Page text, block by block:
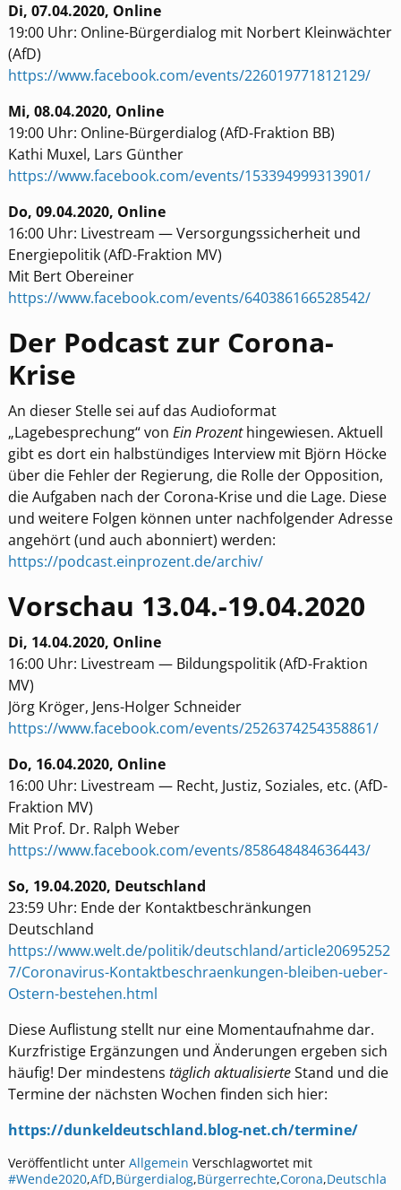
Di, 07.04.2020, Online
19:00 Uhr: Online-Bürgerdialog mit Norbert Kleinwächter
(AfD)
https://www.facebook.com/events/226019771812129/
Mi, 08.04.2020, Online
19:00 Uhr: Online-Bürgerdialog (AfD-Fraktion BB)
Kathi Muxel, Lars Günther
https://www.facebook.com/events/153394999313901/
Do, 09.04.2020, Online
16:00 Uhr: Livestream — Versorgungssicherheit und
Energiepolitik (AfD-Fraktion MV)
Mit Bert Obereiner
https://www.facebook.com/events/640386166528542/
Der Podcast zur Corona-
Krise
An dieser Stelle sei auf das Audioformat
„Lagebesprechung“ von Ein Prozenthingewiesen. Aktuell
gibt es dort ein halbstündiges Interview mit Björn Höcke
über die Fehler der Regierung, die Rolle der Opposition,
die Aufgaben nach der Corona-Krise und die Lage. Diese
und weitere Folgen können unter nachfolgender Adresse
angehört (und auch abonniert) werden:
https://podcast.einprozent.de/archiv/
Vorschau 13.04.-19.04.2020
Di, 14.04.2020, Online
16:00 Uhr: Livestream — Bildungspolitik (AfD-Fraktion
MV)
Jörg Kröger, Jens-Holger Schneider
https://www.facebook.com/events/2526374254358861/
Do, 16.04.2020, Online
16:00 Uhr: Livestream — Recht, Justiz, Soziales, etc. (AfD-
Fraktion MV)
Mit Prof. Dr. Ralph Weber
https://www.facebook.com/events/858648484636443/
So, 19.04.2020, Deutschland
23:59 Uhr: Ende der Kontaktbeschränkungen
Deutschland
https://www.welt.de/politik/deutschland/article20695252
7/Coronavirus-Kontaktbeschraenkungen-bleiben-ueber-
Ostern-bestehen.html
Diese Auflistung stellt nur eine Momentaufnahme dar.
Kurzfristige Ergänzungen und Änderungen ergeben sich
häufig! Der mindestens täglich aktualisierteStand und die
Termine der nächsten Wochen finden sich hier:
https://dunkeldeutschland.blog-net.ch/termine/
Veröffentlicht unter Allgemein Verschlagwortet mit
#Wende2020,AfD,Bürgerdialog,Bürgerrechte,Corona,Deutschla